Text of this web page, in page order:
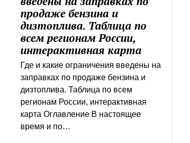
продаже бензина и
дизтоплива. Таблица по
всем регионам России,
интерактивная карта
Где и какие ограничения введены на
заправках по продаже бензина и
дизтоплива. Таблица по всем
регионам России, интерактивная
карта Оглавление В настоящее
время и по…